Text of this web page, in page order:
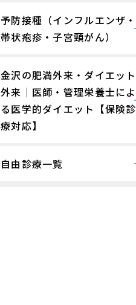
予防接種（インフルエンザ・
帯状疱疹・子宮頸がん）
金沢の肥満外来・ダイエット
外来｜医師・管理栄養士によ
る医学的ダイエット【保険診
療対応】
自由診療一覧